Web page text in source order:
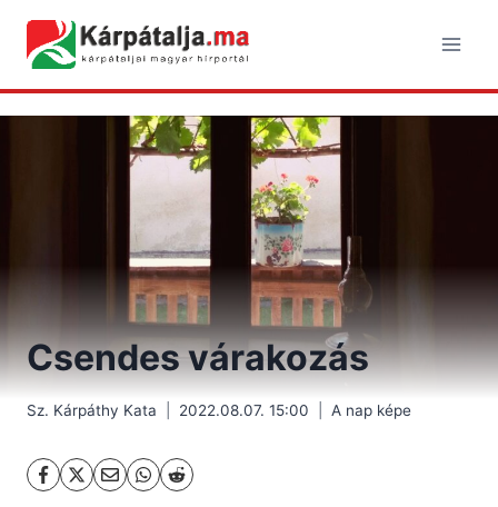
content
Csendes várakozás
Sz. Kárpáthy Kata 2022.08.07. 15:00 A nap képe